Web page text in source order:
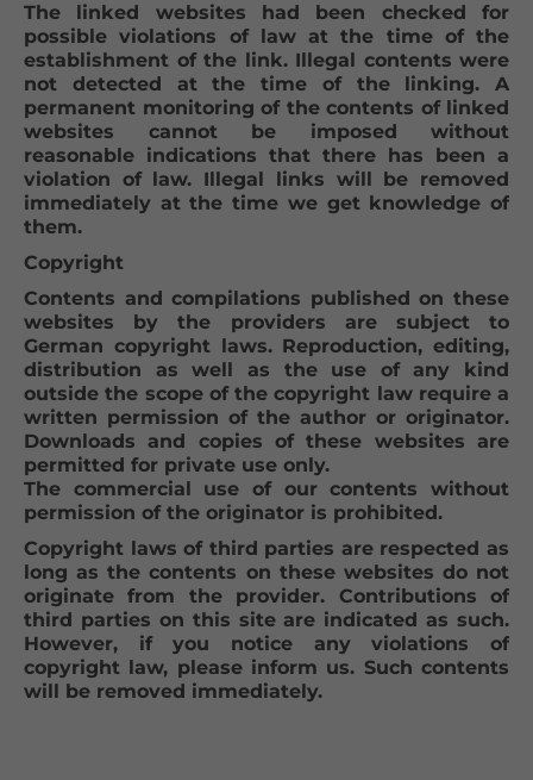
The linked websites had been checked for
possible violations of law at the time of the
establishment of the link. Illegal contents were
not detected at the time of the linking. A
permanent monitoring of the contents of linked
websites cannot be imposed without
reasonable indications that there has been a
violation of law. Illegal links will be removed
immediately at the time we get knowledge of
them.
Copyright
Contents and compilations published on these
websites by the providers are subject to
German copyright laws. Reproduction, editing,
distribution as well as the use of any kind
outside the scope of the copyright law require a
written permission of the author or originator.
Downloads and copies of these websites are
permitted for private use only.
The commercial use of our contents without
permission of the originator is prohibited.
Copyright laws of third parties are respected as
long as the contents on these websites do not
originate from the provider. Contributions of
third parties on this site are indicated as such.
However, if you notice any violations of
copyright law, please inform us. Such contents
will be removed immediately.